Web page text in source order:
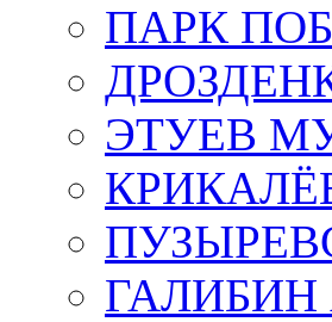
ПАРК
ЭТУЕВ